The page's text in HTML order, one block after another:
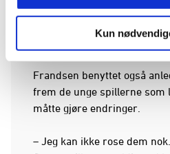
Kun
Mot slutten av kampen
slutt juble for tre fortjente
Frandsen benyttet også
frem de unge spillerne som
måtte gjøre endringer.
– Jeg kan ikke rose dem